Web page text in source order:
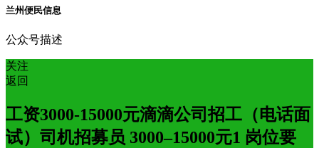
兰州便民信息
公众号描述
关注
返回
工资3000-15000元滴滴公司招工（电话面
试）司机招募员 3000–15000元1 岗位要